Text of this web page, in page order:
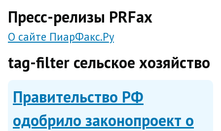
Пресс-релизы PRFax
О сайте ПиарФакс.Ру
tag-filter сельское хозяйство
Правительство РФ
одобрило законопроект о